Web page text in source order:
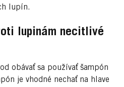
lupín.
lupinám necitlivé
obávať sa používať šampón
je vhodné nechať na hlave